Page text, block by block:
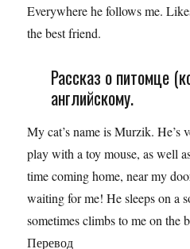
Everywhere he follows me.
the best friend.
Рассказ о питомце
английскому.
My cat’s name is Murzik.
play with a toy mouse, as well
time coming home, near my
waiting for me! He sleeps on a
sometimes climbs to me on the
Перевод